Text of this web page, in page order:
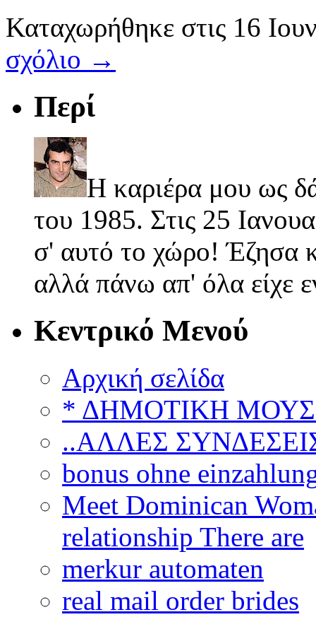
Καταχωρήθηκε στις 16
σχόλιο →
Περί
Η καριέρα μου ως
του 1985. Στις 25
σ' αυτό το χώρο! Έζησα
αλλά πάνω απ' όλα είχε
Κεντρικό Μενού
Αρχική σελίδα
* ΔΗΜΟΤΙΚΗ
..ΑΛΛΕΣ
bonus ohne
Meet Dominican
relationship There are
merkur automaten
real mail order brides